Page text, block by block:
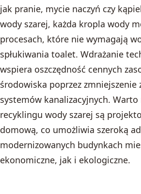
jak pranie, mycie naczyń czy
wody szarej, każda kropla wody
procesach, które nie wymagają
spłukiwania toalet. Wdrażanie
wspiera oszczędność cennych
środowiska poprzez zmniejszenie
systemów kanalizacyjnych.
recyklingu wody szarej są
domową, co umożliwia szeroką
modernizowanych budynkach
ekonomiczne, jak i ekologiczne.